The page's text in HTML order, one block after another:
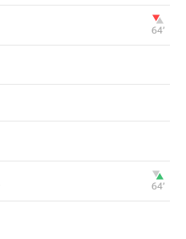
64‎’‎
64‎’‎